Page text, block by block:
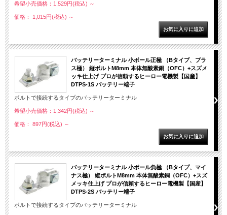
希望小売価格：1,529円(税込) ～
価格： 1,015円(税込) ～
バッテリーターミナル 小ポール正極 （Bタイプ、プラ
ス極） 縦ボルトM8mm 本体無酸素銅（OFC）+スズメ
ッキ仕上げ プロが信頼するヒーロー電機製【国産】
DTPS-1S バッテリー端子
ボルトで接続するタイプのバッテリーターミナル
希望小売価格：1,342円(税込) ～
価格： 897円(税込) ～
バッテリーターミナル 小ポール負極 （Bタイプ、マイ
ナス極） 縦ボルトM8mm 本体無酸素銅（OFC）+スズ
メッキ仕上げ プロが信頼するヒーロー電機製【国産】
DTPS-2S バッテリー端子
ボルトで接続するタイプのバッテリーターミナル